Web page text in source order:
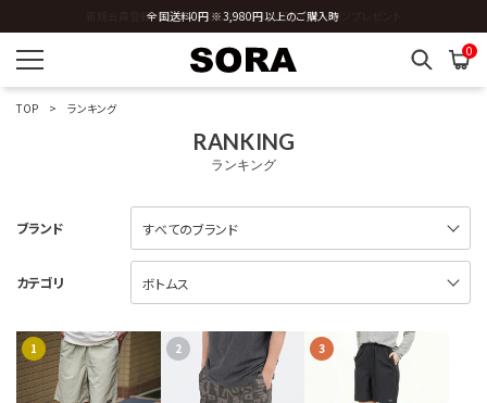
全国送料0円 ※3,980円以上のご購入時
0
TOP ランキング
RANKING
ランキング
ブランド
カテゴリ
1 2 3